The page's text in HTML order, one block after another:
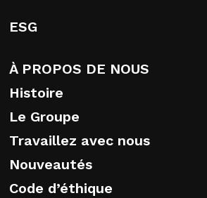
ESG
À PROPOS DE NOUS
Histoire
Le Groupe
Travaillez avec nous
Nouveautés
Code d’éthique